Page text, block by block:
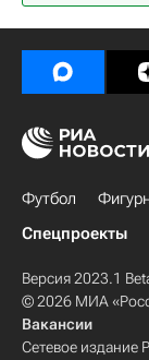
Ламин Ямаль
Футбол
Спецпроекты
Версия 2023.1
© 2026 МИА
Вакансии
Сетевое издание